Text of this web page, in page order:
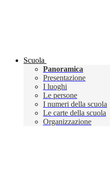
Scuola
Panoramica
Presentazione
I luoghi
Le persone
I numeri della scuola
Le carte della scuola
Organizzazione